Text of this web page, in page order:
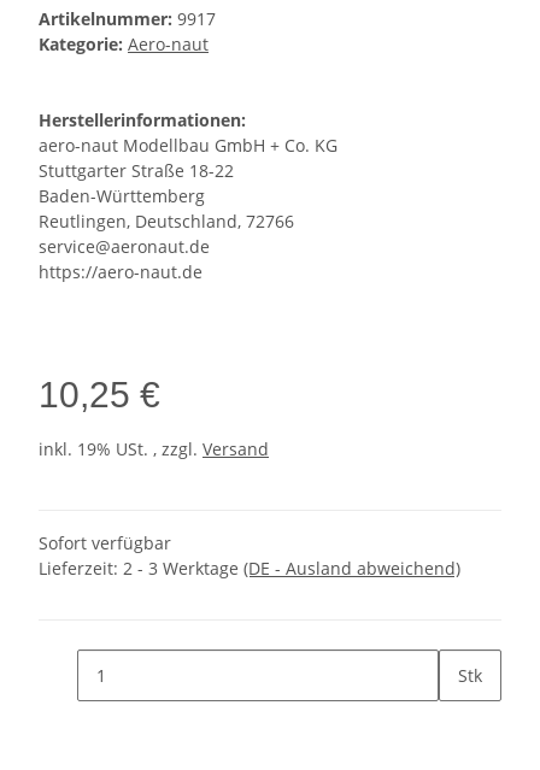
Artikelnummer: 9917
Kategorie: Aero-naut
Herstellerinformationen:
aero-naut Modellbau GmbH + Co. KG
Stuttgarter Straße 18-22
Baden-Württemberg
Reutlingen, Deutschland, 72766
service@aeronaut.de
https://aero-naut.de
10,25 €
inkl. 19% USt. , zzgl. Versand
Sofort verfügbar
Lieferzeit: 2 - 3 Werktage (DE - Ausland abweichend)
Stk